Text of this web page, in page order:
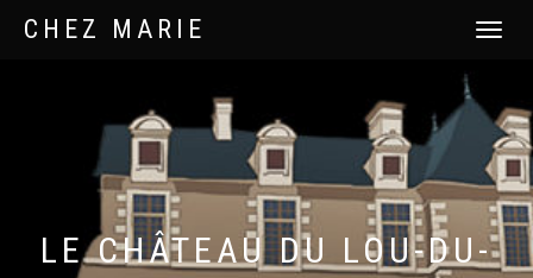
CHEZ MARIE
DÉPLIER
LE CHÂTEAU DU LOU-DU-